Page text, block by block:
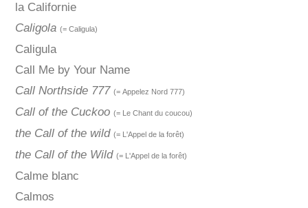
la Californie
Caligola (= Caligula)
Caligula
Call Me by Your Name
Call Northside 777 (= Appelez Nord 777)
Call of the Cuckoo (= Le Chant du coucou)
the Call of the wild (= L'Appel de la forêt)
the Call of the Wild (= L'Appel de la forêt)
Calme blanc
Calmos